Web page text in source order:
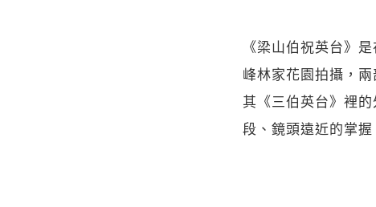
《梁山伯祝英台》
峰林家花園拍攝，
其《三伯英台》裡
段、鏡頭遠近的掌